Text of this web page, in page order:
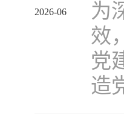
2026-06
为
效
党
造